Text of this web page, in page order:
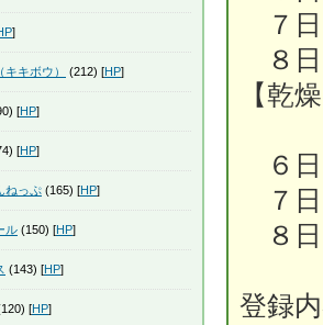
７
８日
【乾
６
７
登録
]
キボウ） (212) [HP]
[HP]
[HP]
ねっぷ (165) [HP]
ル (150) [HP]
(143) [HP]
[HP]